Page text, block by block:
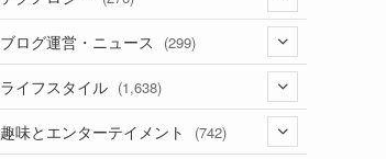
(36)
(187)
(53)
ブログ運営・ニュース (299)
(118)
(181)
ライフスタイル (1,638)
(394)
趣味とエンターテイメント (742)